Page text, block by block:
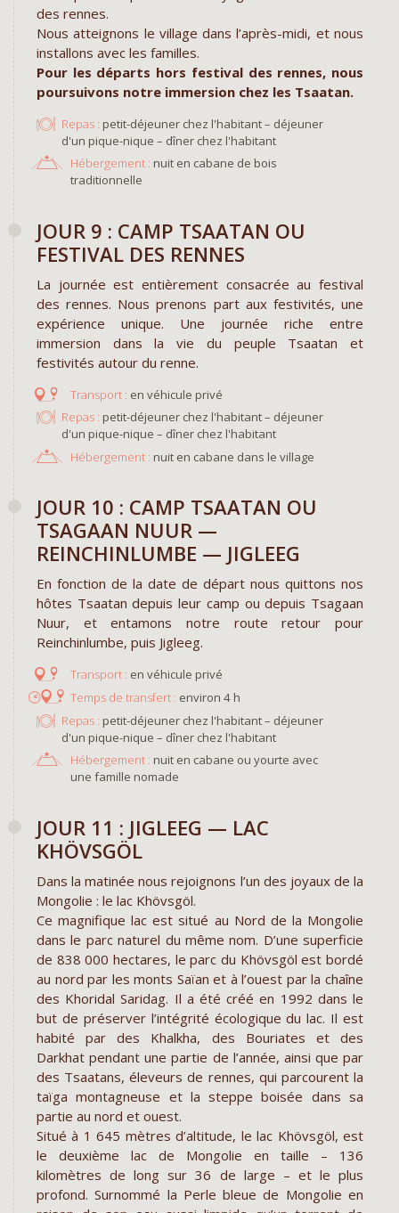
des rennes.
Nous atteignons le village dans l’après-midi, et nous
installons avec les familles.
Pour les départs hors festival des rennes, nous
poursuivons notre immersion chez les Tsaatan.
Repas : petit-déjeuner chez l'habitant – déjeuner
d'un pique-nique – dîner chez l'habitant
Hébergement : nuit en cabane de bois
traditionnelle
JOUR 9 : CAMP TSAATAN OU
FESTIVAL DES RENNES
La journée est entièrement consacrée au festival
des rennes. Nous prenons part aux festivités, une
expérience unique. Une journée riche entre
immersion dans la vie du peuple Tsaatan et
festivités autour du renne.
en véhicule privé
Repas : petit-déjeuner chez l'habitant – déjeuner
d'un pique-nique – dîner chez l'habitant
Hébergement : nuit en cabane dans le village
JOUR 10 : CAMP TSAATAN OU
TSAGAAN NUUR —
REINCHINLUMBE — JIGLEEG
En fonction de la date de départ nous quittons nos
hôtes Tsaatan depuis leur camp ou depuis Tsagaan
Nuur, et entamons notre route retour pour
Reinchinlumbe, puis Jigleeg.
en véhicule privé
environ 4 h
Repas : petit-déjeuner chez l'habitant – déjeuner
d'un pique-nique – dîner chez l'habitant
Hébergement : nuit en cabane ou yourte avec
une famille nomade
JOUR 11 : JIGLEEG — LAC
KHÖVSGÖL
Dans la matinée nous rejoignons l’un des joyaux de la
Mongolie : le lac Khövsgöl.
Ce magnifique lac est situé au Nord de la Mongolie
dans le parc naturel du même nom. D’une superficie
de 838 000 hectares, le parc du Khövsgöl est bordé
au nord par les monts Saïan et à l’ouest par la chaîne
des Khoridal Saridag. Il a été créé en 1992 dans le
but de préserver l’intégrité écologique du lac. Il est
habité par des Khalkha, des Bouriates et des
Darkhat pendant une partie de l’année, ainsi que par
des Tsaatans, éleveurs de rennes, qui parcourent la
taïga montagneuse et la steppe boisée dans sa
partie au nord et ouest.
Situé à 1 645 mètres d’altitude, le lac Khövsgöl, est
le deuxième lac de Mongolie en taille – 136
kilomètres de long sur 36 de large – et le plus
profond. Surnommé la Perle bleue de Mongolie en